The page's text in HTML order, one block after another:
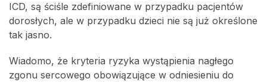
ICD, są ściśle zdefiniowane w przypadku pacjentów
dorosłych, ale w przypadku dzieci nie są już określone
tak jasno.
Wiadomo, że kryteria ryzyka wystąpienia nagłego
zgonu sercowego obowiązujące w odniesieniu do